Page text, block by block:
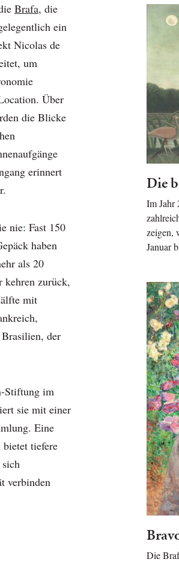
Brafa, die
ein
Nicolas de
um
Über
die Blicke
erinnert
nie: Fast 150
haben
als 20
zurück,
mit
der
Stiftung im
sie mit einer
Eine
bietet tiefere
verbinden
Die
Im Jahr
zeigen,
Januar
Die